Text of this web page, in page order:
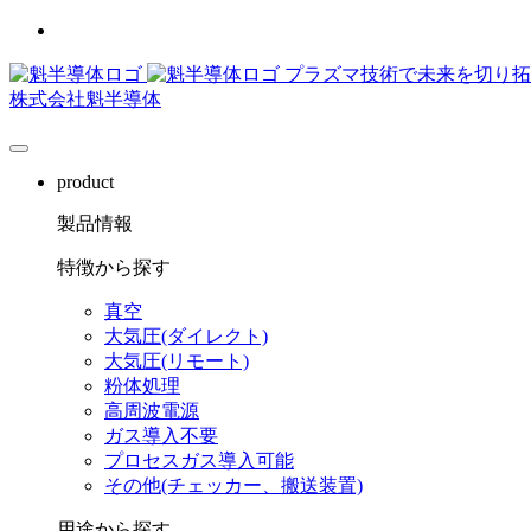
プラズマ技術で未来を切り
株式会社魁半導体
product
製品情報
特徴から探す
真空
大気圧(ダイレクト)
大気圧(リモート)
粉体処理
高周波電源
ガス導入不要
プロセスガス導入可能
その他(チェッカー、搬送装置)